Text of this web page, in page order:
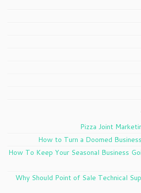
(English) How To Keep Your Seasonal Business
(English) Why Should Point of Sale Technical